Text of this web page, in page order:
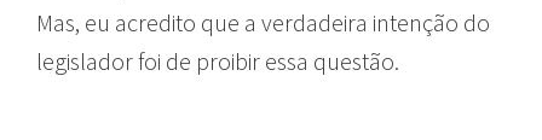
Mas, eu acredito que a verdadeira intenção do
legislador foi de proibir essa questão.